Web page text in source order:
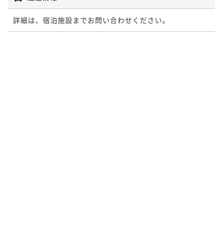
詳細は、宿泊施設までお問い合わせください。